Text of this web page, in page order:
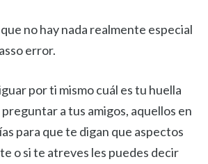
no hay nada realmente especial
error.
por ti mismo cuál es tu huella
a tus amigos, aquellos en
para que te digan que aspectos
o si te atreves les puedes decir